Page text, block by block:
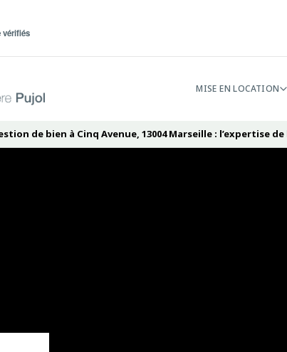
vérifiés
MISE EN LOCATION
de bien à Cinq Avenue, 13004 Marseille : l’expertise